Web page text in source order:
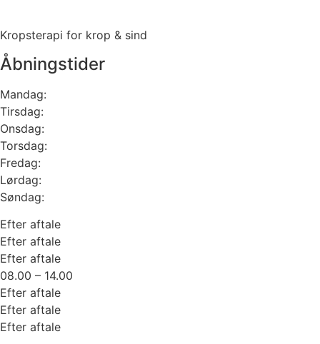
Kropsterapi for krop & sind
Åbningstider
Mandag:
Tirsdag:
Onsdag:
Torsdag:
Fredag:
Lørdag:
Søndag:
Efter aftale
Efter aftale
Efter aftale
08.00 – 14.00
Efter aftale
Efter aftale
Efter aftale